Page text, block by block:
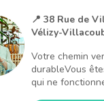
📍 38 Rue de
Vélizy-
Votre chemin
durableVous
qui ne